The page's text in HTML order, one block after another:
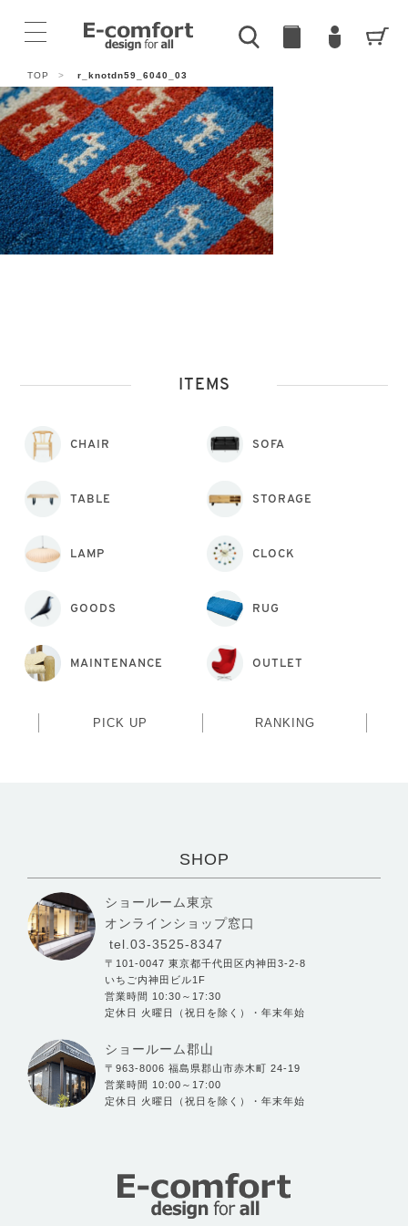
TOP > r_knotdn59_6040_03
ITEMS
CHAIR SOFA
TABLE STORAGE
LAMP CLOCK
GOODS RUG
MAINTENANCE OUTLET
PICK UP RANKING
SHOP
ショールーム東京
オンラインショップ窓口
tel.03-3525-8347
〒101-0047 東京都千代田区内神田3-2-8
いちご内神田ビル1F
営業時間 10:30～17:30
定休日 火曜日（祝日を除く）・年末年始
ショールーム郡山
〒963-8006 福島県郡山市赤木町 24-19
営業時間 10:00～17:00
定休日 火曜日（祝日を除く）・年末年始